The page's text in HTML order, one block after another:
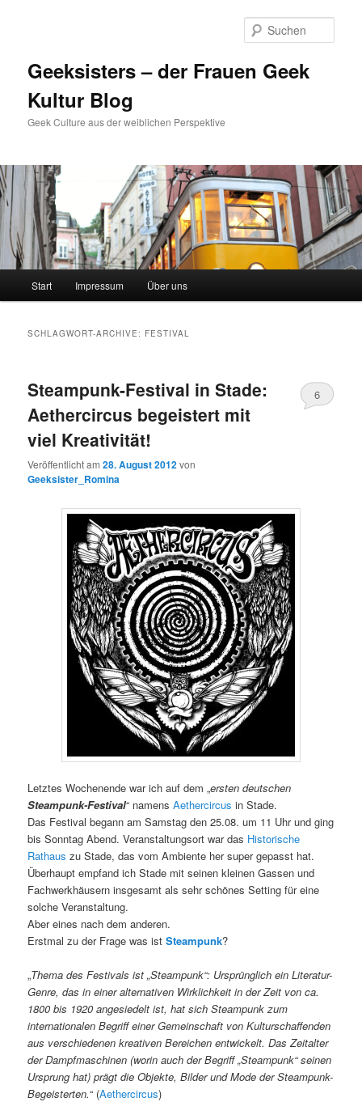
Geeksisters – der Frauen Geek
Kultur Blog
Geek Culture aus der weiblichen Perspektive
Start Impressum Über uns
SCHLAGWORT-ARCHIVE: FESTIVAL
Steampunk-Festival in Stade:
Aethercircus begeistert mit
viel Kreativität!
Veröffentlicht am28. August 2012von
Geeksister_Romina
6
Letztes Wochenende war ich auf dem „ersten deutschen
Steampunk-Festival“ namensAethercircus in Stade.
Das Festival begann am Samstag den 25.08. um 11 Uhr und ging
bis Sonntag Abend. Veranstaltungsort war das Historische
Rathaus zu Stade, das vom Ambiente her super gepasst hat.
Überhaupt empfand ich Stade mit seinen kleinen Gassen und
Fachwerkhäusern insgesamt als sehr schönes Setting für eine
solche Veranstaltung.
Aber eines nach dem anderen.
Erstmal zu der Frage was istSteampunk?
„Thema des Festivals ist „Steampunk“: Ursprünglich ein Literatur-
Genre, das in einer alternativen Wirklichkeit in der Zeit von ca.
1800 bis 1920 angesiedelt ist, hat sich Steampunk zum
internationalen Begriff einer Gemeinschaft von Kulturschaffenden
aus verschiedenen kreativen Bereichen entwickelt. Das Zeitalter
der Dampfmaschinen (worin auch der Begriff „Steampunk“ seinen
Ursprung hat) prägt die Objekte, Bilder und Mode der Steampunk-
Begeisterten.“ (Aethercircus)